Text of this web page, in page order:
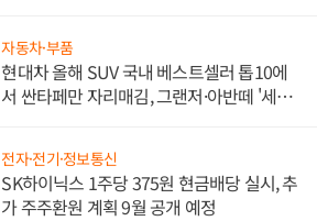
자동차·부품
현대차 올해 SUV 국내 베스트셀러 톱10에
서 싼타페만 자리매김, 그랜저·아반떼 '세단
전자·전기·정보통신
SK하이닉스 1주당 375원 현금배당 실시, 추
가 주주환원 계획 9월 공개 예정